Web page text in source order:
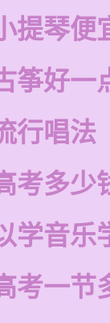
提琴便
筝好一
行唱法
考多少
学音乐
考一节